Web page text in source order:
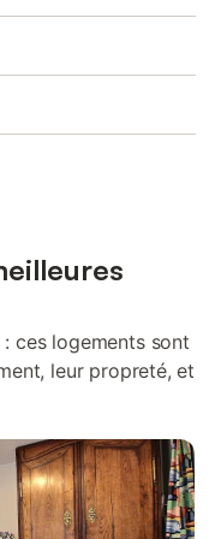
ces logements sont
leur propreté, et